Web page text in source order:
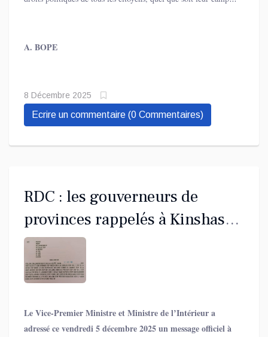
A. BOPE
8 Décembre 2025
Ecrire un commentaire (0 Commentaires)
RDC : les gouverneurs de
provinces rappelés à Kinshasa
pour le discours annuel du
Chef de l’État
Le Vice-Premier Ministre et Ministre de l’Intérieur a
adressé ce vendredi 5 décembre 2025 un message officiel à